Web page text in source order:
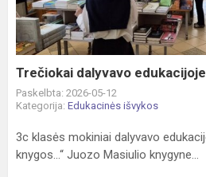
knygų
pasaulį
Trečiokai dalyvavo
Paskelbta: 2026-05-12
Kategorija: Edukacinės išvykos
3c klasės mokiniai dalyvavo
knygos...“ Juozo Masiulio knygyne...